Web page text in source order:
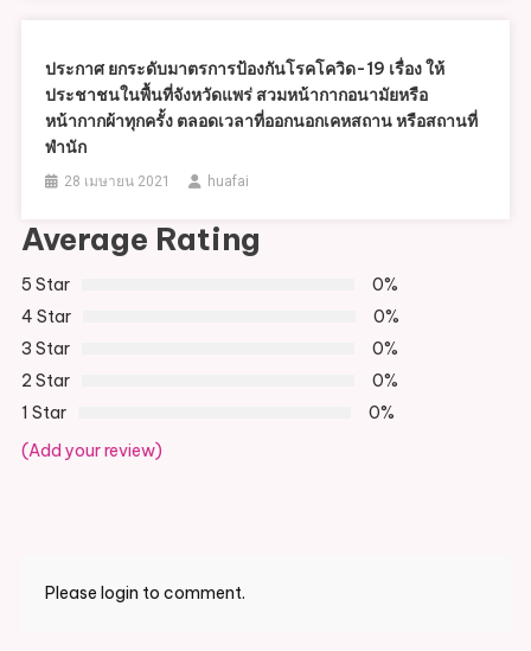
ประกาศ ยกระดับมาตรการป้องกันโรคโควิด-19 เรื่อง ให้
ประชาชนในพื้นที่จังหวัดแพร่ สวมหน้ากากอนามัยหรือ
หน้ากากผ้าทุกครั้ง ตลอดเวลาที่ออกนอกเคหสถาน หรือสถานที่
พำนัก
28 เมษายน 2021 huafai
Average Rating
5 Star
0%
4 Star
0%
3 Star
0%
2 Star
0%
1 Star
0%
(Add your review)
Please login to comment.